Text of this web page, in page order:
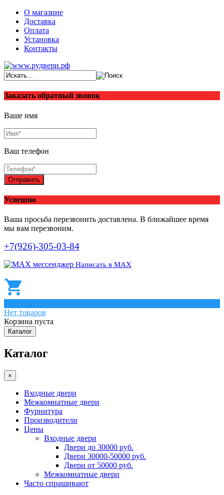
О магазине
Доставка
Оплата
Установка
Контакты
Заказать обратный звонок
Ваше имя
Ваш телефон
Отправить
Успешно
Ваша просьба перезвонить доставлена. В ближайшее время
мы вам перезвоним.
+7(926)-305-03-84
Написать в МАХ
Нет товаров
Корзина пуста
Каталог
Каталог
×
Входные двери
Межкомнатные двери
Фурнитура
Производители
Цены
Входные двери
Двери до 30000 руб.
Двери 30000-50000 руб.
Двери от 50000 руб.
Межкомнатные двери
Часто спрашивают